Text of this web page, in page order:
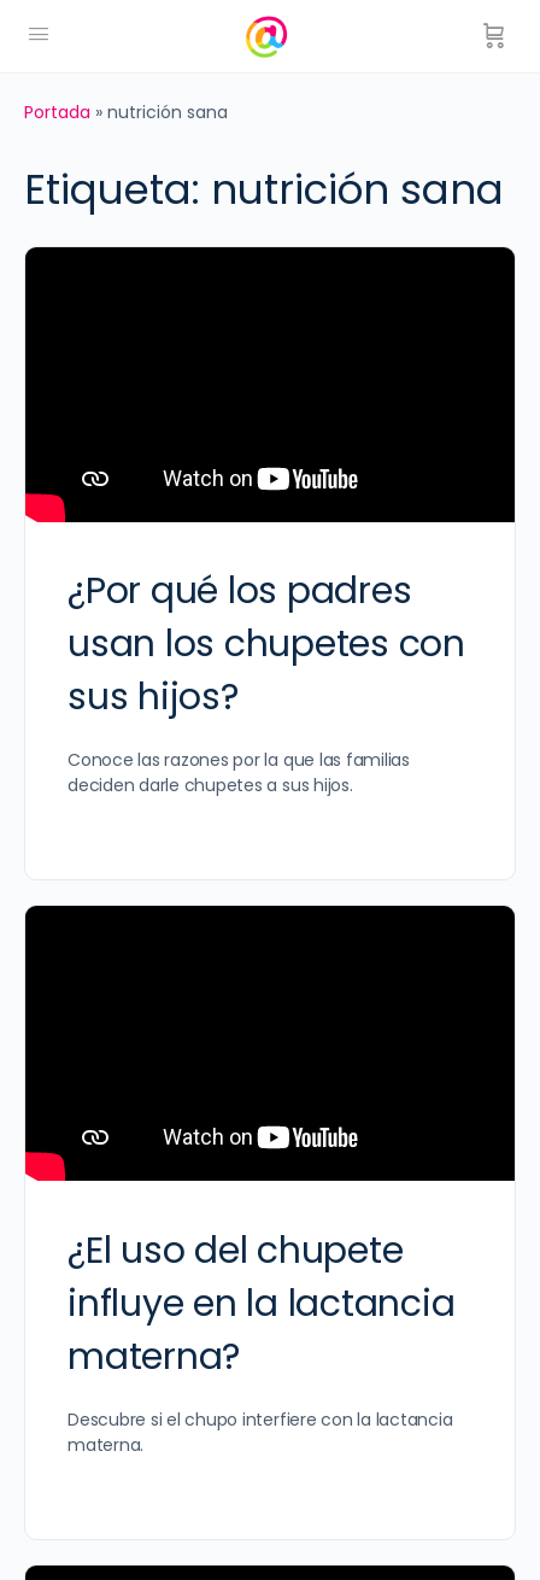
Portada » nutrición sana
Etiqueta: nutrición sana
¿Por qué los padres
usan los chupetes con
sus hijos?
Conoce las razones por la que las familias
deciden darle chupetes a sus hijos.
¿El uso del chupete
influye en la lactancia
materna?
Descubre si el chupo interfiere con la lactancia
materna.